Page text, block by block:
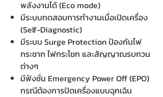
พลังงานได้ (Eco mode)
มีระบบทดสอบการทำงานเมื่อเปิดเครื่อง
(Self-Diagnostic)
มีระบบ Surge Protection ป้องกันไฟ
กระชาก ไฟกระโชก และสัญญาณรบกวน
ต่างๆ
มีฟังชั่น Emergency Power Off (EPO)
กรณีต้องการปิดเครื่องแบบฉุกเฉิน